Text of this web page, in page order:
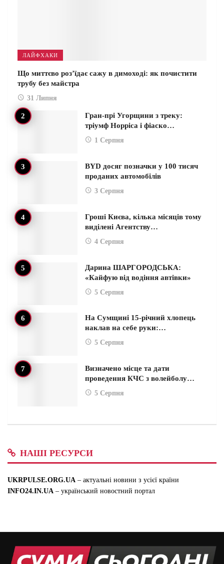
ЛАЙФХАКИ
Що миттєво роз’їдає сажу в димоході: як почистити
трубу без майстра
31 Липня
Гран-прі Угорщини з треку:
тріумф Норріса і фіаско…
1 Серпня
BYD досяг позначки у 100 тисяч
проданих автомобілів
3 Серпня
Гроші Києва, кілька місяців тому
виділені Агентству…
4 Серпня
Дарина ШАРГОРОДСЬКА:
«Кайфую від водіння автівки»
5 Серпня
На Сумщині 15-річний хлопець
наклав на себе руки:…
5 Серпня
Визначено місце та дати
проведення КЧС з волейболу…
5 Серпня
НАШІ РЕСУРСИ
UKRPULSE.ORG.UA – актуальні новини з усієї країни
INFO24.IN.UA – український новостний портал